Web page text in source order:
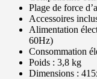
Plage de force
Accessoires
Alimentation
60Hz)
Consommation
Poids : 3,8 kg
Dimensions :